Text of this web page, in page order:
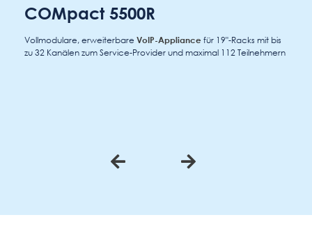
COMpact 5500R
Vollmodulare, erweiterbare VoIP-Appliancefür 19"-Racks mit bis
zu 32 Kanälen zum Service-Provider und maximal 112 Teilnehmern